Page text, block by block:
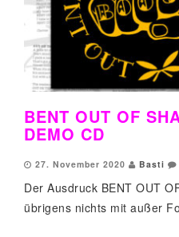
BENT OUT OF
DEMO CD
27. November 2020 Basti
Der Ausdruck BENT OUT
übrigens nichts mit außer